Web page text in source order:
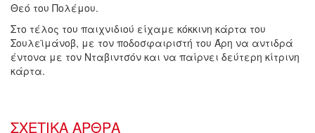
Θεό του Πολέμου.
Στο τέλος του παιχνιδιού είχαμε κόκκινη κάρτα του
Σουλεϊμάνοβ, με τον ποδοσφαιριστή του Άρη να αντιδρά
έντονα με τον Νταβιντσόν και να παίρνει δεύτερη κίτρινη
κάρτα.
ΣΧΕΤΙΚΑ ΑΡΘΡΑ